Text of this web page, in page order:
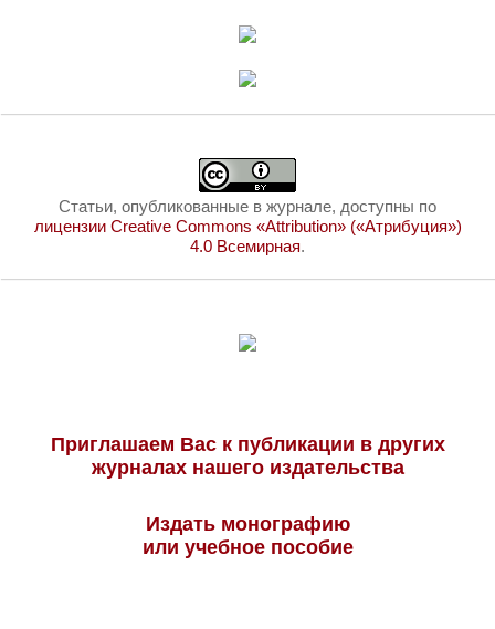
Статьи, опубликованные в журнале, доступны по
лицензии Creative Commons «Attribution» («Атрибуция»)
4.0 Всемирная.
Приглашаем Вас к публикации в других
журналах нашего издательства
Издать монографию
или учебное пособие